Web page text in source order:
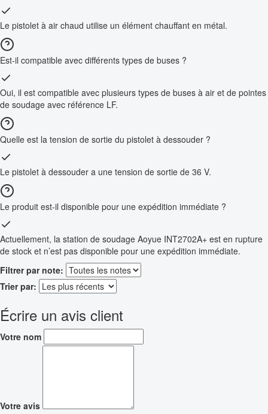
Le pistolet à air chaud utilise un élément chauffant en métal.
Est-il compatible avec différents types de buses ?
Oui, il est compatible avec plusieurs types de buses à air et de pointes
de soudage avec référence LF.
Quelle est la tension de sortie du pistolet à dessouder ?
Le pistolet à dessouder a une tension de sortie de 36 V.
Le produit est-il disponible pour une expédition immédiate ?
Actuellement, la station de soudage Aoyue INT2702A+ est en rupture
de stock et n’est pas disponible pour une expédition immédiate.
Filtrer par note:
Trier par:
Écrire un avis client
Votre nom
Votre avis